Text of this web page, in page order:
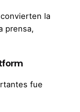
la
prensa,
fue